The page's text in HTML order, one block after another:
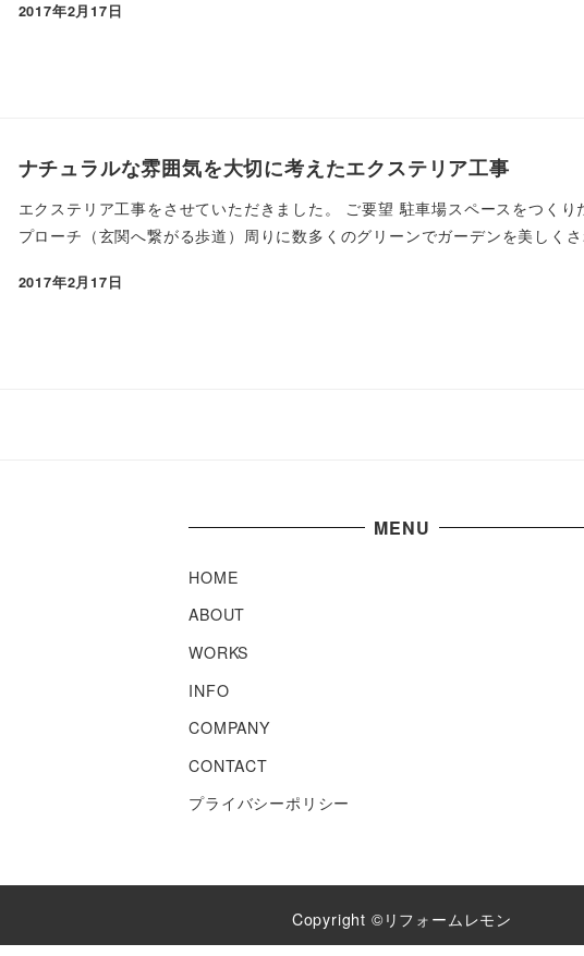
2017年2月17日
ナチュラルな雰囲気を大切に考えたエクステリア工事
エクステリア工事をさせていただきました。 ご要望 駐車場スペースをつく
プローチ（玄関へ繋がる歩道）周りに数多くのグリーンでガーデンを美しく
2017年2月17日
MENU
HOME
ABOUT
WORKS
INFO
COMPANY
CONTACT
プライバシーポリシー
Copyright ©リフォームレモン